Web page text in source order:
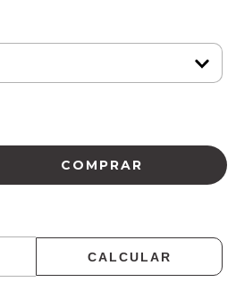
CALCULAR